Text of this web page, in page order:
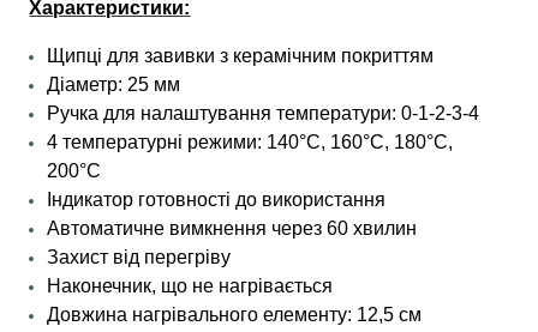
Характеристики:
Щипці для завивки з керамічним покриттям
Діаметр: 25 мм
Ручка для налаштування температури: 0-1-2-3-4
4 температурні режими: 140°C, 160°C, 180°C,
200°C
Індикатор готовності до використання
Автоматичне вимкнення через 60 хвилин
Захист від перегріву
Наконечник, що не нагрівається
Довжина нагрівального елементу: 12,5 см